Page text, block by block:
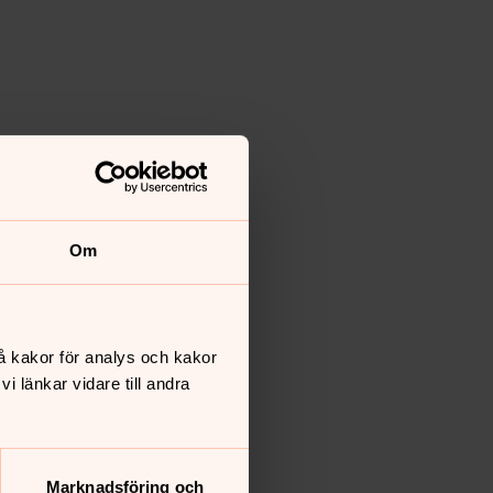
Om
kakor för analys och kakor
länkar vidare till andra
Marknadsföring och